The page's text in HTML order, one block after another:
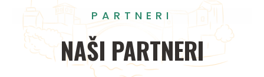
PARTNERI
NAŠI PARTNERI